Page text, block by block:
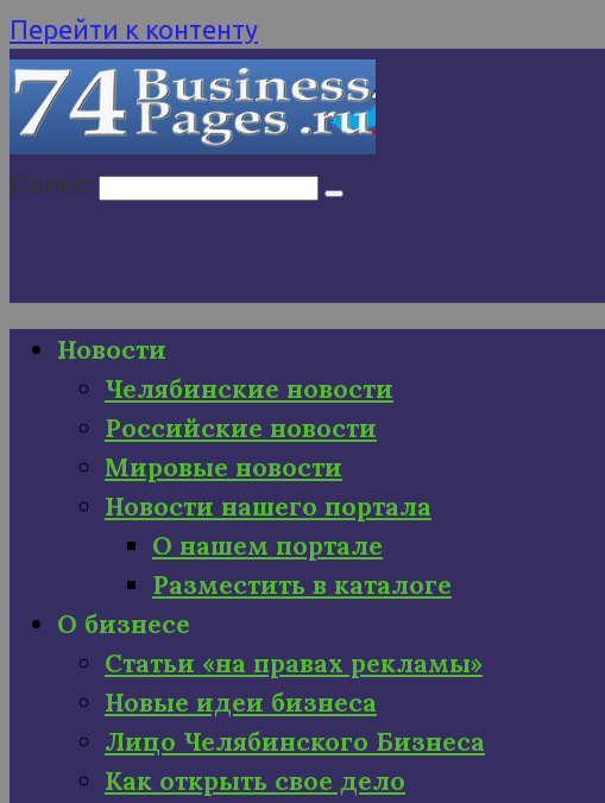
Перейти к контенту
Поиск:
Новости
Челябинские новости
Российские новости
Мировые новости
Новости нашего портала
О нашем портале
Разместить в каталоге
О бизнесе
Статьи «на правах рекламы»
Новые идеи бизнеса
Лицо Челябинского Бизнеса
Как открыть свое дело